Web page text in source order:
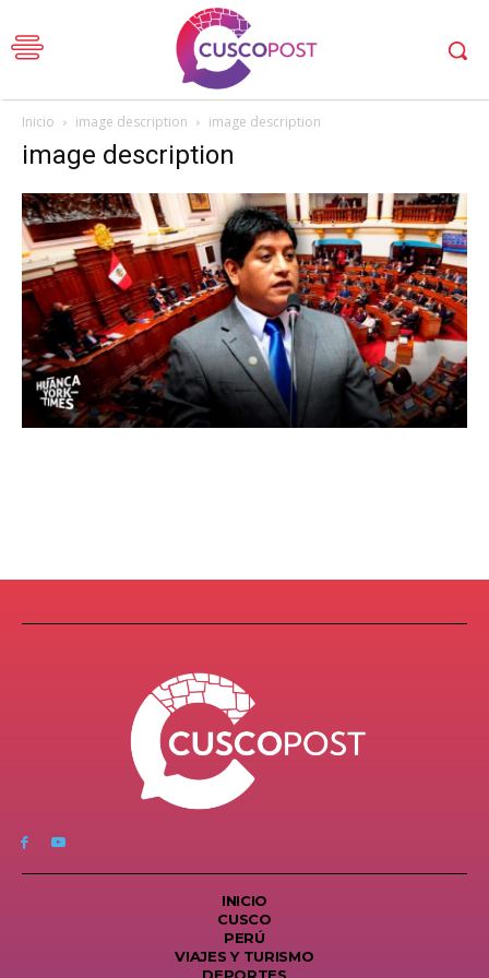
Inicio image description image description
image description
INICIO
CUSCO
PERÚ
VIAJES Y TURISMO